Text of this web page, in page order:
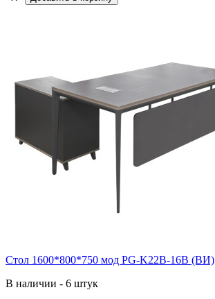
Стол 1600*800*750 мод PG-K22B-16B (ВИ)
В наличии - 6 штук